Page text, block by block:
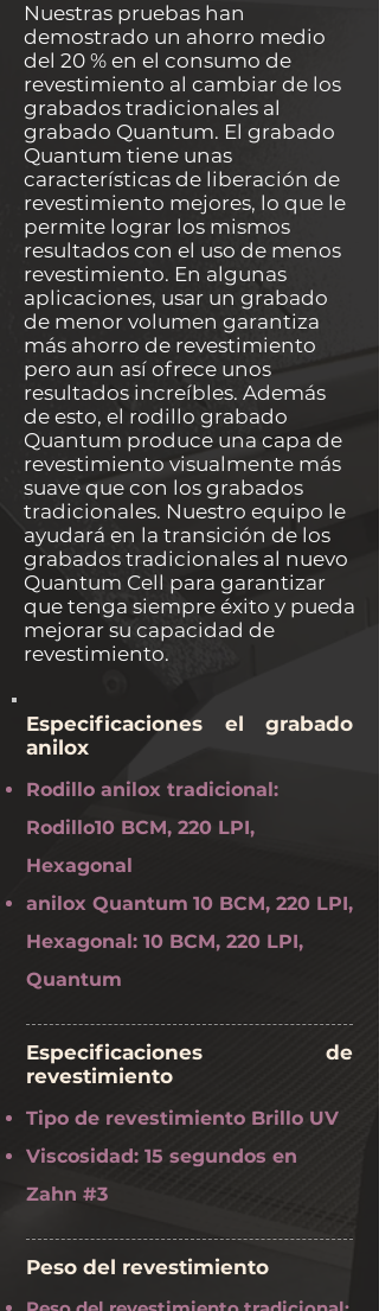
Nuestras pruebas han
demostrado un ahorro medio
del 20 % en el consumo de
revestimiento al cambiar de los
grabados tradicionales al
grabado Quantum. El grabado
Quantum tiene unas
características de liberación de
revestimiento mejores, lo que le
permite lograr los mismos
resultados con el uso de menos
revestimiento. En algunas
aplicaciones, usar un grabado
de menor volumen garantiza
más ahorro de revestimiento
pero aun así ofrece unos
resultados increíbles. Además
de esto, el rodillo grabado
Quantum produce una capa de
revestimiento visualmente más
suave que con los grabados
tradicionales. Nuestro equipo le
ayudará en la transición de los
grabados tradicionales al nuevo
Quantum Cell para garantizar
que tenga siempre éxito y pueda
mejorar su capacidad de
revestimiento.
Especificaciones el grabado
anilox
Rodillo anilox tradicional:
Rodillo10 BCM, 220 LPI,
Hexagonal
anilox Quantum 10 BCM, 220 LPI,
Hexagonal: 10 BCM, 220 LPI,
Quantum
Especificaciones de
revestimiento
Tipo de revestimiento Brillo UV
Viscosidad: 15 segundos en
Zahn #3
Peso del revestimiento